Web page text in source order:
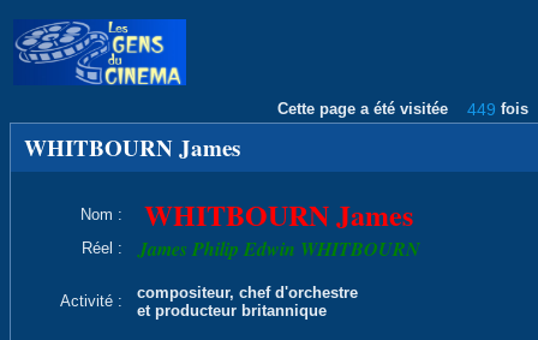
Cette page a été visitée 449 fois
WHITBOURN James
Nom : WHITBOURN James
Réel : James Philip Edwin WHITBOURN
Activité :
compositeur, chef d'orchestre
et producteur britannique